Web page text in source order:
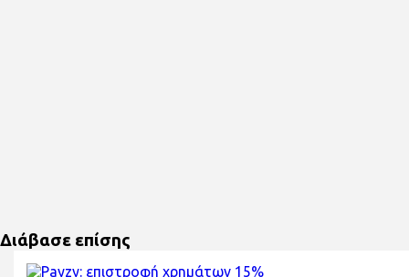
Διάβασε επίσης